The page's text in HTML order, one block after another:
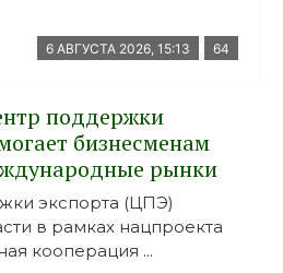
6 АВГУСТА 2026, 15:13 64
поддержки
бизнесменам
рынки
экспорта (ЦПЭ)
в рамках нацпроекта
кооперация ...